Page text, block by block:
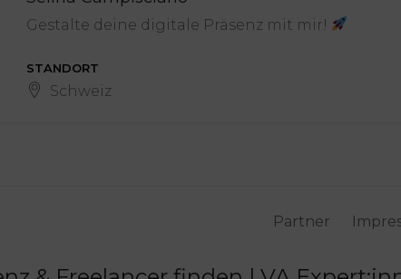
Gestalte deine digitale Präsenz mit mir!
STANDORT
Schweiz
Partner